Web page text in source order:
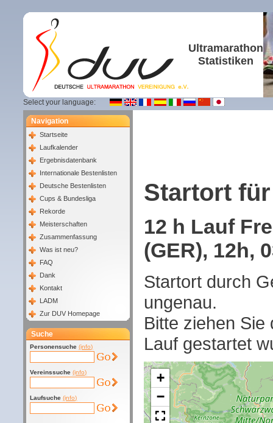
Ultramarathon
Statistiken
Select your language:
Navigation
Startseite
Laufkalender
Ergebnisdatenbank
Internationale Bestenlisten
Deutsche Bestenlisten
Cups & Bundesliga
Rekorde
Meisterschaften
Zusammenfassung
Was ist neu?
FAQ
Dank
Kontakt
LADM
Zur DUV Homepage
Suche
Personensuche (info)
Vereinssuche (info)
Laufsuche (info)
Startort für
12 h Lauf
(GER), 12h,
Startort durch
ungenau.
Bitte ziehen
Lauf gestartet
+
−